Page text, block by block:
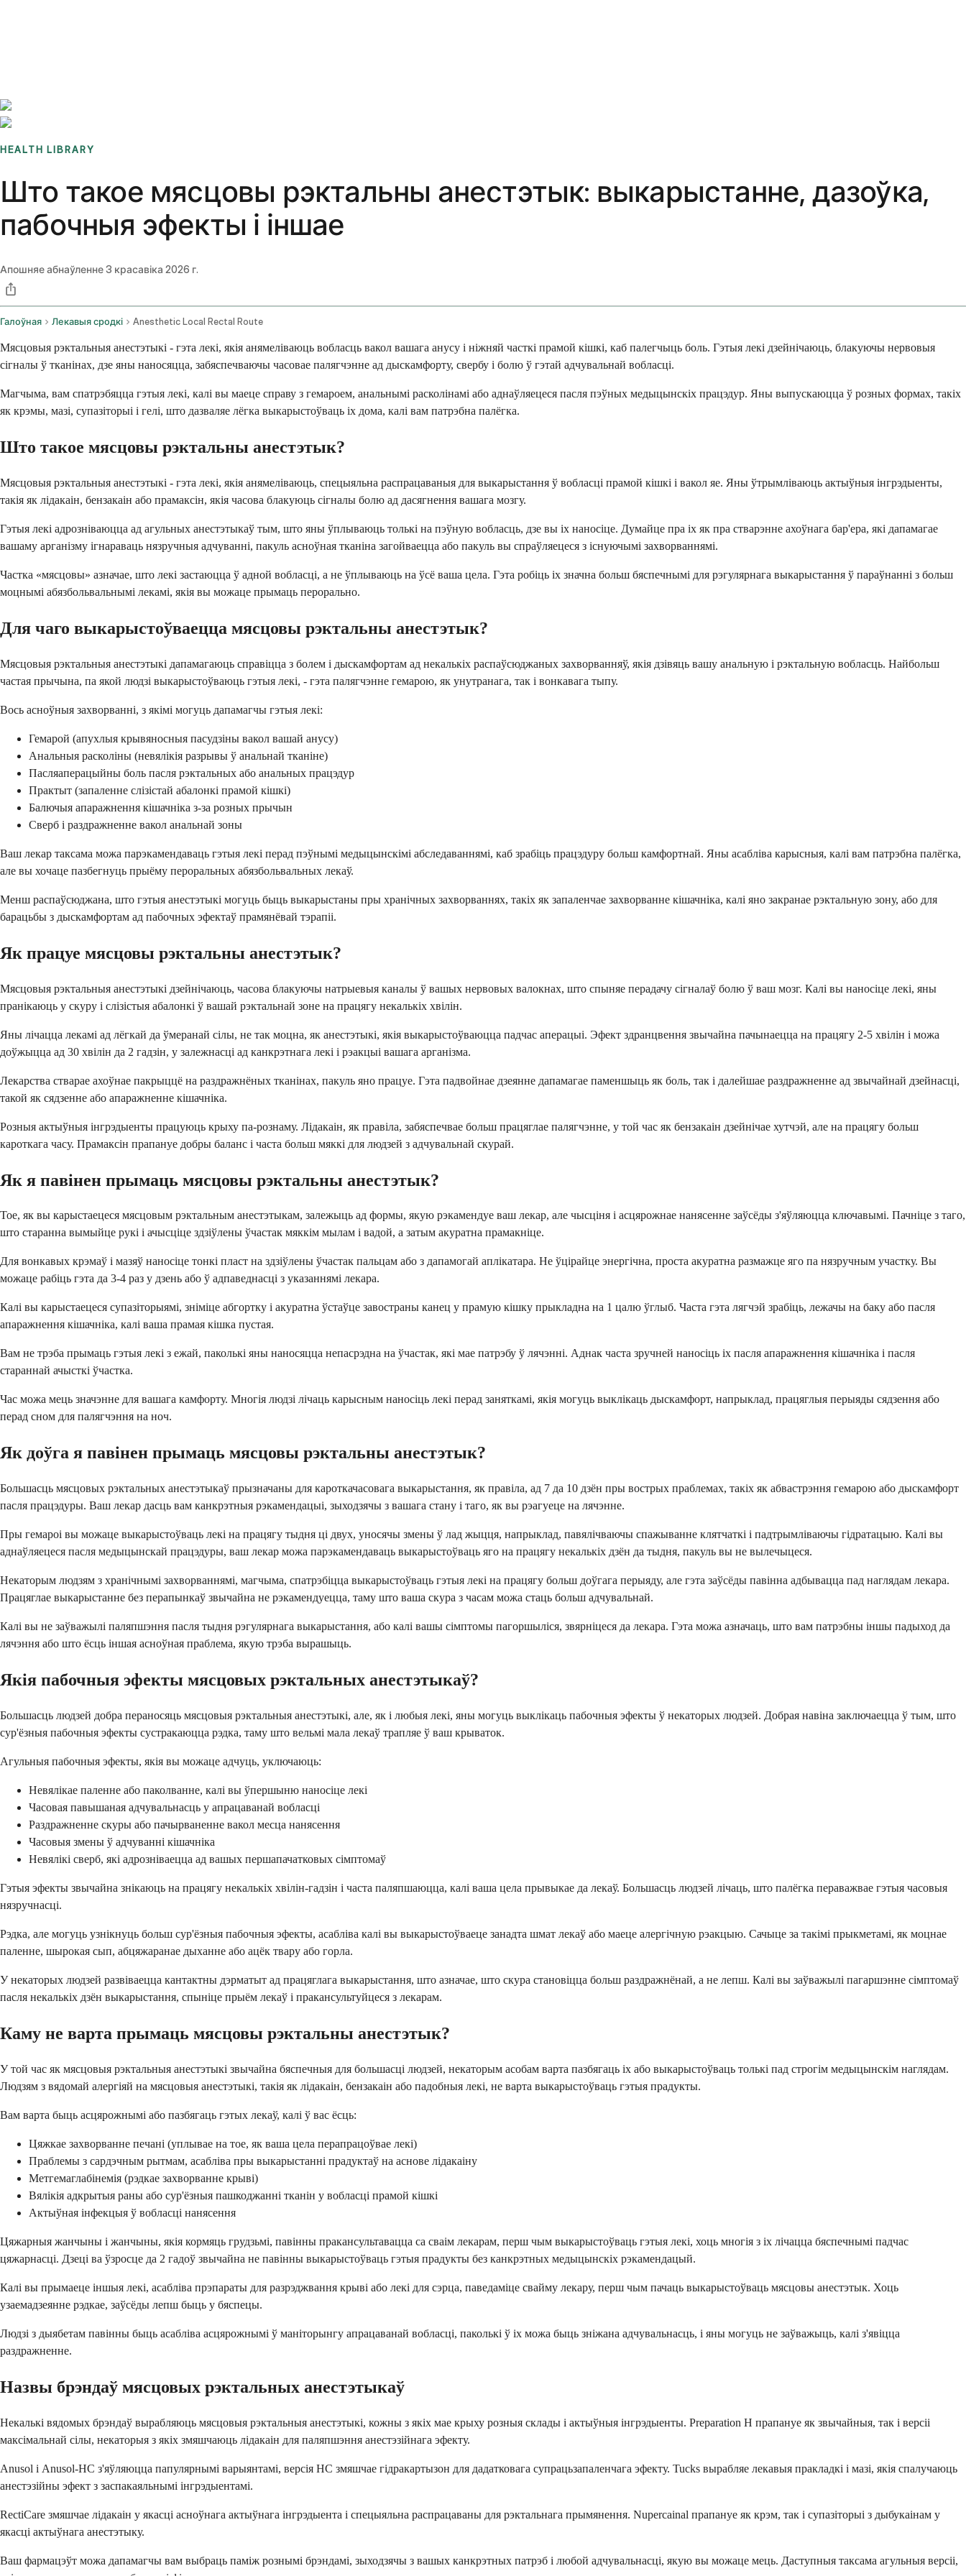
HEALTH LIBRARY
Што такое мясцовы рэктальны анестэтык: выкарыстанне, дазоўка,
пабочныя эфекты і іншае
Апошняе абнаўленне3 красавіка 2026 г.
Галоўная Лекавыя сродкі Anesthetic Local Rectal Route
Мясцовыя рэктальныя анестэтыкі - гэта лекі, якія анямеліваюць вобласць вакол вашага анусу і ніжняй часткі прамой кішкі, каб палегчыць боль. Гэтыя лекі дзейнічаюць, блакуючы нервовыя
сігналы ў тканінах, дзе яны наносяцца, забяспечваючы часовае палягчэнне ад дыскамфорту, свербу і болю ў гэтай адчувальнай вобласці.
Магчыма, вам спатрэбяцца гэтыя лекі, калі вы маеце справу з гемароем, анальнымі расколінамі або аднаўляецеся пасля пэўных медыцынскіх працэдур. Яны выпускаюцца ў розных формах, такіх
як крэмы, мазі, супазіторыі і гелі, што дазваляе лёгка выкарыстоўваць іх дома, калі вам патрэбна палёгка.
Што такое мясцовы рэктальны анестэтык?
Мясцовыя рэктальныя анестэтыкі - гэта лекі, якія анямеліваюць, спецыяльна распрацаваныя для выкарыстання ў вобласці прамой кішкі і вакол яе. Яны ўтрымліваюць актыўныя інгрэдыенты,
такія як лідакаін, бензакаін або прамаксін, якія часова блакуюць сігналы болю ад дасягнення вашага мозгу.
Гэтыя лекі адрозніваюцца ад агульных анестэтыкаў тым, што яны ўплываюць толькі на пэўную вобласць, дзе вы іх наносіце. Думайце пра іх як пра стварэнне ахоўнага бар'ера, які дапамагае
вашаму арганізму ігнараваць нязручныя адчуванні, пакуль асноўная тканіна загойваецца або пакуль вы спраўляецеся з існуючымі захворваннямі.
Частка «мясцовы» азначае, што лекі застаюцца ў адной вобласці, а не ўплываюць на ўсё ваша цела. Гэта робіць іх значна больш бяспечнымі для рэгулярнага выкарыстання ў параўнанні з больш
моцнымі абязбольвальнымі лекамі, якія вы можаце прымаць перорально.
Для чаго выкарыстоўваецца мясцовы рэктальны анестэтык?
Мясцовыя рэктальныя анестэтыкі дапамагаюць справіцца з болем і дыскамфортам ад некалькіх распаўсюджаных захворванняў, якія дзівяць вашу анальную і рэктальную вобласць. Найбольш
частая прычына, па якой людзі выкарыстоўваюць гэтыя лекі, - гэта палягчэнне гемарою, як унутранага, так і вонкавага тыпу.
Вось асноўныя захворванні, з якімі могуць дапамагчы гэтыя лекі:
Гемарой (апухлыя крывяносныя пасудзіны вакол вашай анусу)
Анальныя расколіны (невялікія разрывы ў анальнай тканіне)
Пасляаперацыйны боль пасля рэктальных або анальных працэдур
Практыт (запаленне слізістай абалонкі прамой кішкі)
Балючыя апаражнення кішачніка з-за розных прычын
Сверб і раздражненне вакол анальнай зоны
Ваш лекар таксама можа парэкамендаваць гэтыя лекі перад пэўнымі медыцынскімі абследаваннямі, каб зрабіць працэдуру больш камфортнай. Яны асабліва карысныя, калі вам патрэбна палёгка,
але вы хочаце пазбегнуць прыёму пероральных абязбольвальных лекаў.
Менш распаўсюджана, што гэтыя анестэтыкі могуць быць выкарыстаны пры хранічных захворваннях, такіх як запаленчае захворванне кішачніка, калі яно закранае рэктальную зону, або для
барацьбы з дыскамфортам ад пабочных эфектаў прамянёвай тэрапіі.
Як працуе мясцовы рэктальны анестэтык?
Мясцовыя рэктальныя анестэтыкі дзейнічаюць, часова блакуючы натрыевыя каналы ў вашых нервовых валокнах, што спыняе перадачу сігналаў болю ў ваш мозг. Калі вы наносіце лекі, яны
пранікаюць у скуру і слізістыя абалонкі ў вашай рэктальнай зоне на працягу некалькіх хвілін.
Яны лічацца лекамі ад лёгкай да ўмеранай сілы, не так моцна, як анестэтыкі, якія выкарыстоўваюцца падчас аперацыі. Эфект здранцвення звычайна пачынаецца на працягу 2-5 хвілін і можа
доўжыцца ад 30 хвілін да 2 гадзін, у залежнасці ад канкрэтнага лекі і рэакцыі вашага арганізма.
Лекарства стварае ахоўнае пакрыццё на раздражнёных тканінах, пакуль яно працуе. Гэта падвойнае дзеянне дапамагае паменшыць як боль, так і далейшае раздражненне ад звычайнай дзейнасці,
такой як сядзенне або апаражненне кішачніка.
Розныя актыўныя інгрэдыенты працуюць крыху па-рознаму. Лідакаін, як правіла, забяспечвае больш працяглае палягчэнне, у той час як бензакаін дзейнічае хутчэй, але на працягу больш
кароткага часу. Прамаксін прапануе добры баланс і часта больш мяккі для людзей з адчувальнай скурай.
Як я павінен прымаць мясцовы рэктальны анестэтык?
Тое, як вы карыстаецеся мясцовым рэктальным анестэтыкам, залежыць ад формы, якую рэкамендуе ваш лекар, але чысціня і асцярожнае нанясенне заўсёды з'яўляюцца ключавымі. Пачніце з таго,
што старанна вымыйце рукі і ачысціце здзіўлены ўчастак мяккім мылам і вадой, а затым акуратна прамакніце.
Для вонкавых крэмаў і мазяў наносіце тонкі пласт на здзіўлены ўчастак пальцам або з дапамогай аплікатара. Не ўцірайце энергічна, проста акуратна размажце яго па нязручным участку. Вы
можаце рабіць гэта да 3-4 раз у дзень або ў адпаведнасці з указаннямі лекара.
Калі вы карыстаецеся супазіторыямі, зніміце абгортку і акуратна ўстаўце завостраны канец у прамую кішку прыкладна на 1 цалю ўглыб. Часта гэта лягчэй зрабіць, лежачы на баку або пасля
апаражнення кішачніка, калі ваша прамая кішка пустая.
Вам не трэба прымаць гэтыя лекі з ежай, паколькі яны наносяцца непасрэдна на ўчастак, які мае патрэбу ў лячэнні. Аднак часта зручней наносіць іх пасля апаражнення кішачніка і пасля
стараннай ачысткі ўчастка.
Час можа мець значэнне для вашага камфорту. Многія людзі лічаць карысным наносіць лекі перад заняткамі, якія могуць выклікаць дыскамфорт, напрыклад, працяглыя перыяды сядзення або
перад сном для палягчэння на ноч.
Як доўга я павінен прымаць мясцовы рэктальны анестэтык?
Большасць мясцовых рэктальных анестэтыкаў прызначаны для кароткачасовага выкарыстання, як правіла, ад 7 да 10 дзён пры вострых праблемах, такіх як абвастрэння гемарою або дыскамфорт
пасля працэдуры. Ваш лекар дасць вам канкрэтныя рэкамендацыі, зыходзячы з вашага стану і таго, як вы рэагуеце на лячэнне.
Пры гемароі вы можаце выкарыстоўваць лекі на працягу тыдня ці двух, уносячы змены ў лад жыцця, напрыклад, павялічваючы спажыванне клятчаткі і падтрымліваючы гідратацыю. Калі вы
аднаўляецеся пасля медыцынскай працэдуры, ваш лекар можа парэкамендаваць выкарыстоўваць яго на працягу некалькіх дзён да тыдня, пакуль вы не вылечыцеся.
Некаторым людзям з хранічнымі захворваннямі, магчыма, спатрэбіцца выкарыстоўваць гэтыя лекі на працягу больш доўгага перыяду, але гэта заўсёды павінна адбывацца пад наглядам лекара.
Працяглае выкарыстанне без перапынкаў звычайна не рэкамендуецца, таму што ваша скура з часам можа стаць больш адчувальнай.
Калі вы не заўважылі паляпшэння пасля тыдня рэгулярнага выкарыстання, або калі вашы сімптомы пагоршыліся, звярніцеся да лекара. Гэта можа азначаць, што вам патрэбны іншы падыход да
лячэння або што ёсць іншая асноўная праблема, якую трэба вырашыць.
Якія пабочныя эфекты мясцовых рэктальных анестэтыкаў?
Большасць людзей добра пераносяць мясцовыя рэктальныя анестэтыкі, але, як і любыя лекі, яны могуць выклікаць пабочныя эфекты ў некаторых людзей. Добрая навіна заключаецца ў тым, што
сур'ёзныя пабочныя эфекты сустракаюцца рэдка, таму што вельмі мала лекаў трапляе ў ваш крываток.
Агульныя пабочныя эфекты, якія вы можаце адчуць, уключаюць:
Невялікае паленне або паколванне, калі вы ўпершыню наносіце лекі
Часовая павышаная адчувальнасць у апрацаванай вобласці
Раздражненне скуры або пачырваненне вакол месца нанясення
Часовыя змены ў адчуванні кішачніка
Невялікі сверб, які адрозніваецца ад вашых першапачатковых сімптомаў
Гэтыя эфекты звычайна знікаюць на працягу некалькіх хвілін-гадзін і часта паляпшаюцца, калі ваша цела прывыкае да лекаў. Большасць людзей лічаць, што палёгка пераважвае гэтыя часовыя
нязручнасці.
Рэдка, але могуць узнікнуць больш сур'ёзныя пабочныя эфекты, асабліва калі вы выкарыстоўваеце занадта шмат лекаў або маеце алергічную рэакцыю. Сачыце за такімі прыкметамі, як моцнае
паленне, шырокая сып, абцяжаранае дыханне або ацёк твару або горла.
У некаторых людзей развіваецца кантактны дэрматыт ад працяглага выкарыстання, што азначае, што скура становіцца больш раздражнёнай, а не лепш. Калі вы заўважылі пагаршэнне сімптомаў
пасля некалькіх дзён выкарыстання, спыніце прыём лекаў і пракансультуйцеся з лекарам.
Каму не варта прымаць мясцовы рэктальны анестэтык?
У той час як мясцовыя рэктальныя анестэтыкі звычайна бяспечныя для большасці людзей, некаторым асобам варта пазбягаць іх або выкарыстоўваць толькі пад строгім медыцынскім наглядам.
Людзям з вядомай алергіяй на мясцовыя анестэтыкі, такія як лідакаін, бензакаін або падобныя лекі, не варта выкарыстоўваць гэтыя прадукты.
Вам варта быць асцярожнымі або пазбягаць гэтых лекаў, калі ў вас ёсць:
Цяжкае захворванне печані (уплывае на тое, як ваша цела перапрацоўвае лекі)
Праблемы з сардэчным рытмам, асабліва пры выкарыстанні прадуктаў на аснове лідакаіну
Метгемаглабінемія (рэдкае захворванне крыві)
Вялікія адкрытыя раны або сур'ёзныя пашкоджанні тканін у вобласці прамой кішкі
Актыўная інфекцыя ў вобласці нанясення
Цяжарныя жанчыны і жанчыны, якія кормяць грудзьмі, павінны пракансультавацца са сваім лекарам, перш чым выкарыстоўваць гэтыя лекі, хоць многія з іх лічацца бяспечнымі падчас
цяжарнасці. Дзеці ва ўзросце да 2 гадоў звычайна не павінны выкарыстоўваць гэтыя прадукты без канкрэтных медыцынскіх рэкамендацый.
Калі вы прымаеце іншыя лекі, асабліва прэпараты для разрэджвання крыві або лекі для сэрца, паведаміце свайму лекару, перш чым пачаць выкарыстоўваць мясцовы анестэтык. Хоць
узаемадзеянне рэдкае, заўсёды лепш быць у бяспецы.
Людзі з дыябетам павінны быць асабліва асцярожнымі ў маніторынгу апрацаванай вобласці, паколькі ў іх можа быць зніжана адчувальнасць, і яны могуць не заўважыць, калі з'явіцца
раздражненне.
Назвы брэндаў мясцовых рэктальных анестэтыкаў
Некалькі вядомых брэндаў вырабляюць мясцовыя рэктальныя анестэтыкі, кожны з якіх мае крыху розныя склады і актыўныя інгрэдыенты. Preparation H прапануе як звычайныя, так і версіі
максімальнай сілы, некаторыя з якіх змяшчаюць лідакаін для паляпшэння анестэзійнага эфекту.
Anusol і Anusol-HC з'яўляюцца папулярнымі варыянтамі, версія HC змяшчае гідракартызон для дадатковага супрацьзапаленчага эфекту. Tucks вырабляе лекавыя пракладкі і мазі, якія спалучаюць
анестэзійны эфект з заспакаяльнымі інгрэдыентамі.
RectiCare змяшчае лідакаін у якасці асноўнага актыўнага інгрэдыента і спецыяльна распрацаваны для рэктальнага прымянення. Nupercainal прапануе як крэм, так і супазіторыі з дыбукаінам у
якасці актыўнага анестэтыку.
Ваш фармацэўт можа дапамагчы вам выбраць паміж рознымі брэндамі, зыходзячы з вашых канкрэтных патрэб і любой адчувальнасці, якую вы можаце мець. Даступныя таксама агульныя версіі,